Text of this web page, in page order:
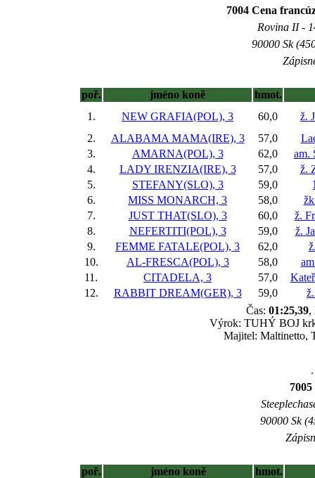
7004 Cena
Rovina II -
90000 Sk
poř. jméno koně
hmot.
1.
NEW GRAFIA(POL), 3 60,0
ž.
2.
ALABAMA MAMA(IRE), 3 57,0
3.
AMARNA(POL), 3 62,0
am.
4.
LADY IRENZIA(IRE), 3 57,0
ž.
5.
STEFANY(SLO), 3 59,0
6.
MISS MONARCH, 3 58,0
7.
JUST THAT(SLO), 3 60,0
ž.
8.
NEFERTITI(POL), 3 59,0
ž.
9.
FEMME FATALE(POL), 3 62,0
10.
AL-FRESCA(POL), 3 58,0
11.
CITADELA, 3 57,0
12.
RABBIT DREAM(GER), 3 59,0
Čas: 01:25,39,
Výrok: TUHÝ BOJ
Majitel: Maltinetto,
90000 Sk
poř. jméno koně
hmot.